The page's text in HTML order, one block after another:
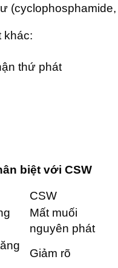
(cyclophosphamide,
khác:
thứ phát
biệt với CSW
CSW
Mất muối
nguyên phát
Giảm rõ